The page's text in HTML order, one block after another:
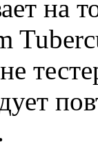
на